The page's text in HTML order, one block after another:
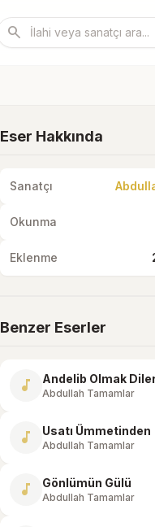
search
Eser Hakkında
Sanatçı
Okunma
Eklenme
Benzer Eserler
music_note Andelib Olmak
Abdullah Tamamlar
music_note Usatı Ümmetinden
Abdullah Tamamlar
music_note Gönlümün Gülü
Abdullah Tamamlar